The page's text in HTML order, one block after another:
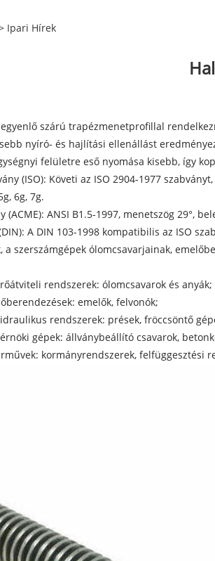
Ipari Hírek
szárú trapézmenetprofillal
nyíró- és hajlítási ellenállást
felületre eső nyomása kisebb, így
(ISO): Követi az ISO 2904-1977
6g, 7g.
(ACME): ANSI B1.5-1997, menetszög 29°,
A DIN 103-1998 kompatibilis az ISO
a szerszámgépek ólomcsavarjainak,
rendszerek: ólomcsavarok és anyák;
emelők, felvonók;
rendszerek: prések, fröccsöntő
gépek: állványbeállító csavarok,
kormányrendszerek, felfüggesztési